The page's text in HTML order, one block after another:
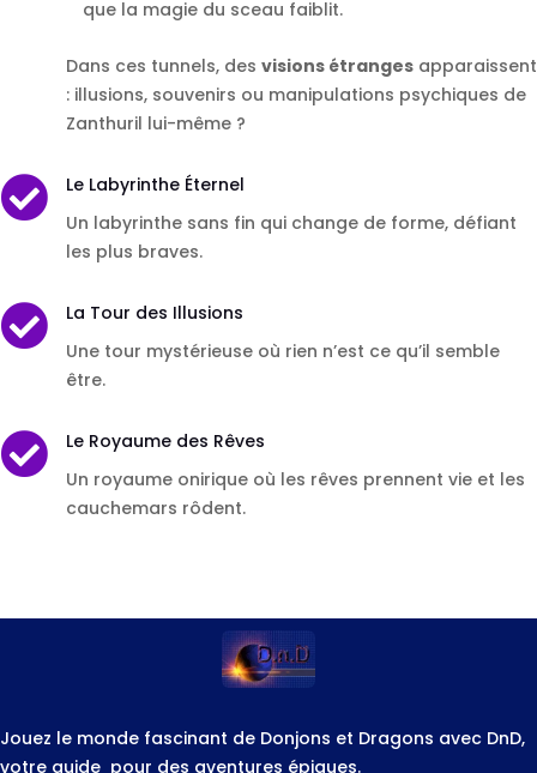
que la magie du sceau faiblit.
Dans ces tunnels, des visions étranges apparaissent
: illusions, souvenirs ou manipulations psychiques de
Zanthuril lui-même ?

Le Labyrinthe Éternel
Un labyrinthe sans fin qui change de forme, défiant
les plus braves.

La Tour des Illusions
Une tour mystérieuse où rien n’est ce qu’il semble
être.

Le Royaume des Rêves
Un royaume onirique où les rêves prennent vie et les
cauchemars rôdent.
Jouez le monde fascinant de Donjons et Dragons avec DnD,
votre guide pour des aventures épiques.